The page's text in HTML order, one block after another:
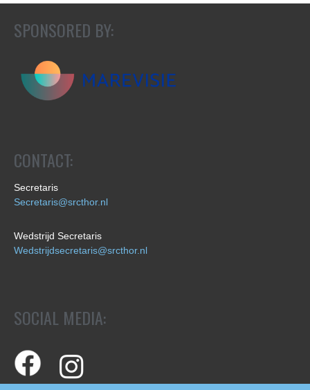
SPONSORED BY:
CONTACT:
Secretaris
Secretaris@srcthor.nl
Wedstrijd Secretaris
Wedstrijdsecretaris@srcthor.nl
SOCIAL MEDIA: